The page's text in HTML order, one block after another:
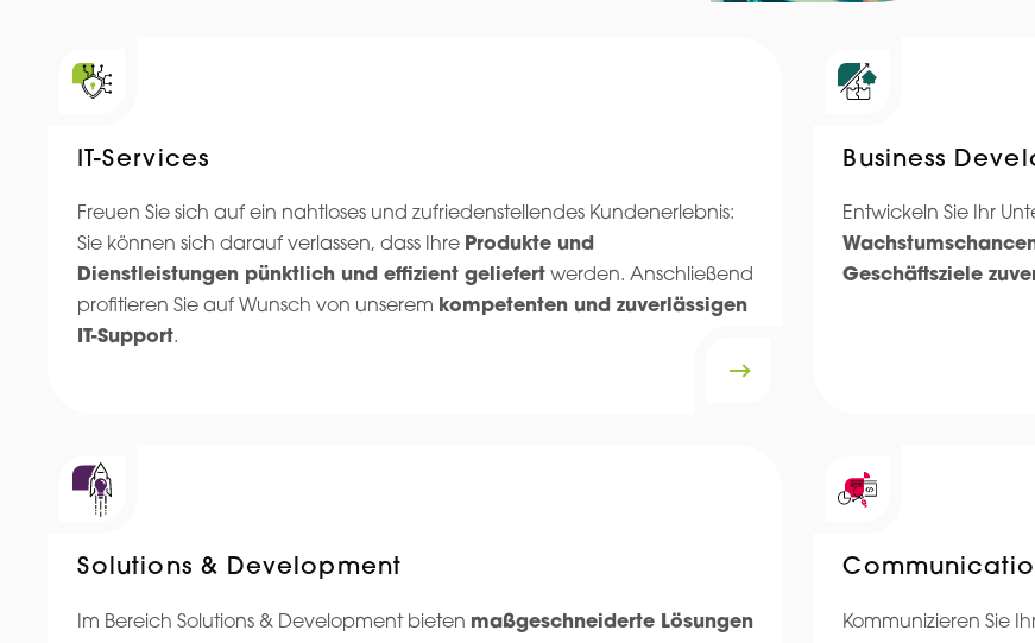
IT-Services
Freuen Sie sich auf ein nahtloses und zufriedenstellendes Kundenerlebnis:
Sie können sich darauf verlassen, dass Ihre Produkte und
Dienstleistungen pünktlich und effizient geliefert werden. Anschließend
profitieren Sie auf Wunsch von unserem kompetenten und zuverlässigen
IT-Support.
Business
Entwickeln Sie Ihr
Geschäftsziele
Solutions & Development
Im Bereich Solutions & Development bieten maßgeschneiderte Lösungen
Kommunizieren Sie